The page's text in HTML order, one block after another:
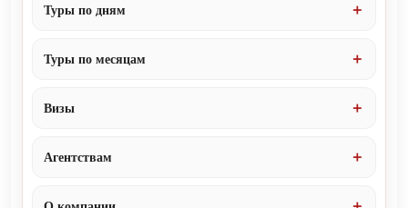
Туры по дням
Туры по месяцам
Визы
Агентствам